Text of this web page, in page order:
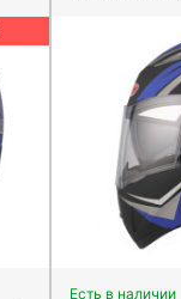
Есть в наличии